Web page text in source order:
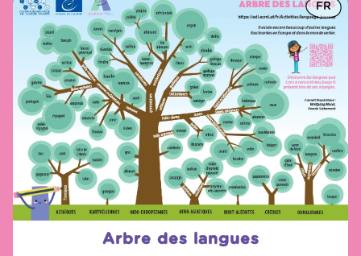
FR
Arbre des langues